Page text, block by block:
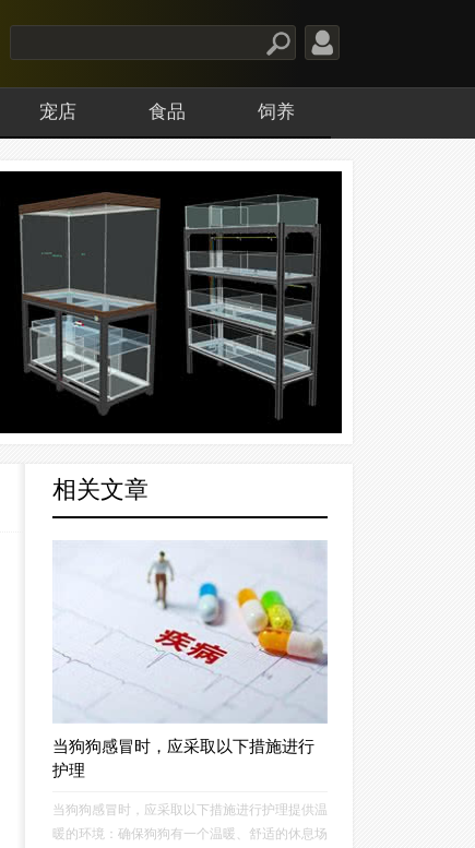
宠店 食品 饲养
相关文章
当狗狗感冒时，应采取以下措施进行
护理
当狗狗感冒时，应采取以下措施进行护理提供温
暖的环境：确保狗狗有一个温暖、舒适的休息场